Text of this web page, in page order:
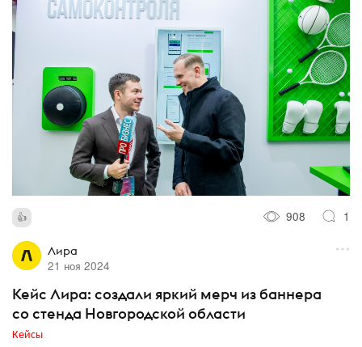
908 1
Лира
21 ноя 2024
Кейс Лира: создали яркий мерч из баннера
со стенда Новгородской области
Кейсы